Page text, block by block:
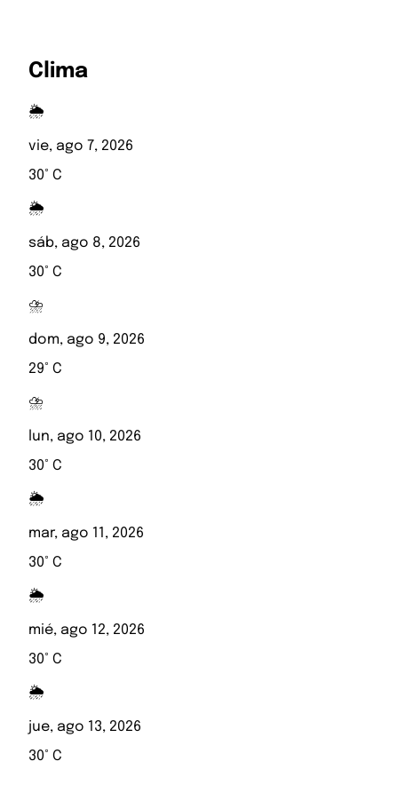
Clima
🌦️
vie, ago 7, 2026
30° C
🌦️
sáb, ago 8, 2026
30° C
⛈️
dom, ago 9, 2026
29° C
⛈️
lun, ago 10, 2026
30° C
🌦️
mar, ago 11, 2026
30° C
🌦️
mié, ago 12, 2026
30° C
🌦️
jue, ago 13, 2026
30° C